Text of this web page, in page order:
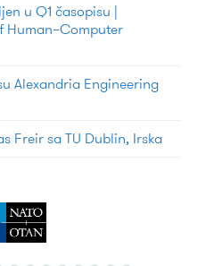
u Q1 časopisu |
Alexandria Engineering
Freir sa TU Dublin, Irska